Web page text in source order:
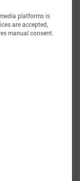
据。所有实验
准确性。这使
型的有效性。
platforms is
are accepted,
manual consent.